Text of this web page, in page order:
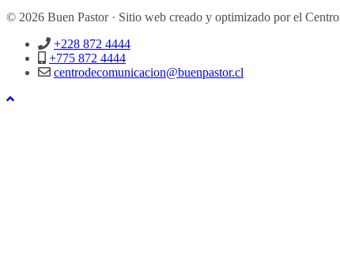
© 2026 Buen Pastor · Sitio web creado y optimizado por el
+228 872 4444
+775 872 4444
centrodecomunicacion@buenpastor.cl